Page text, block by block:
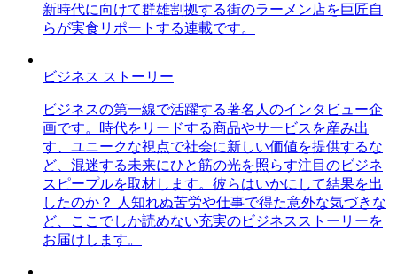
新時代に向けて群雄割拠する街のラーメン店を巨匠自
らが実食リポートする連載です。
ビジネス ストーリー
ビジネスの第一線で活躍する著名人のインタビュー企
画です。時代をリードする商品やサービスを産み出
す、ユニークな視点で社会に新しい価値を提供するな
ど、混迷する未来にひと筋の光を照らす注目のビジネ
スピープルを取材します。彼らはいかにして結果を出
したのか？ 人知れぬ苦労や仕事で得た意外な気づきな
ど、ここでしか読めない充実のビジネスストーリーを
お届けします。